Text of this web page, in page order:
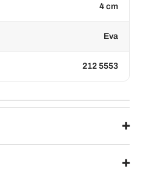
4 cm
Eva
212 5553